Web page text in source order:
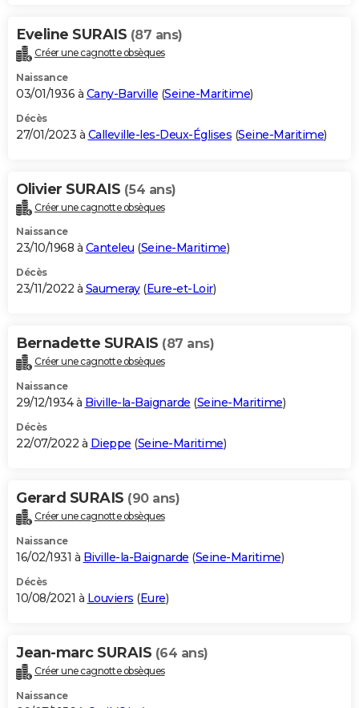
Eveline SURAIS (87 ans)
Créer une cagnotte obsèques
Naissance
03/01/1936 à Cany-Barville (Seine-Maritime)
Décès
27/01/2023 à Calleville-les-Deux-Églises (Seine-Maritime)
Olivier SURAIS (54 ans)
Créer une cagnotte obsèques
Naissance
23/10/1968 à Canteleu (Seine-Maritime)
Décès
23/11/2022 à Saumeray(Eure-et-Loir)
Bernadette SURAIS (87 ans)
Créer une cagnotte obsèques
Naissance
29/12/1934 à Biville-la-Baignarde (Seine-Maritime)
Décès
22/07/2022 à Dieppe (Seine-Maritime)
Gerard SURAIS (90 ans)
Créer une cagnotte obsèques
Naissance
16/02/1931 à Biville-la-Baignarde (Seine-Maritime)
Décès
10/08/2021 à Louviers (Eure)
Jean-marc SURAIS (64 ans)
Créer une cagnotte obsèques
Naissance